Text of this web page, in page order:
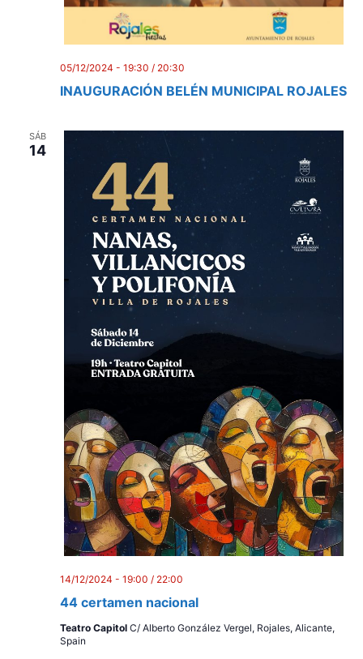
INAUGURACIÓN BELÉN MUNICIPAL ROJALES
05/12/2024 - 19:30 / 20:30
SÁB
14
44 certamen nacional
14/12/2024 - 19:00 / 22:00
Teatro Capitol C/ Alberto González Vergel, Rojales, Alicante,
Spain